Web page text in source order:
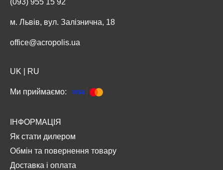
м. Львів, вул. Залізнична, 18
office@acropolis.ua
UK RU
Ми приймаємо:
ІНФОРМАЦІЯ
Як стати дилером
Обмін та повернення товару
Доставка і оплата